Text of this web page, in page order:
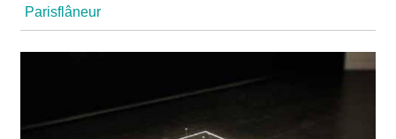
u
Parisflâneur